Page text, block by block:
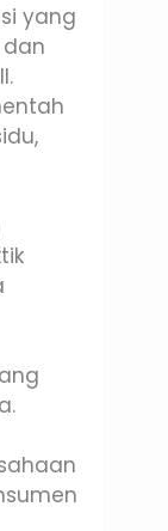
yang